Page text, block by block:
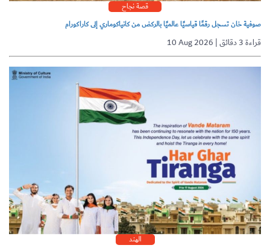
قصة نجاح
صوفية خان تسجل رقمًا قياسيًا عالميًا بالركض من كانياكوماري إلى كاراكورام
10 Aug 2026 | قراءة 3 دقائق
الهند